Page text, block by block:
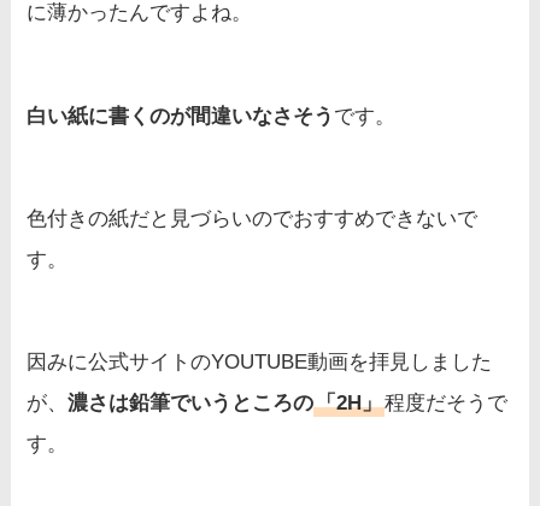
に薄かったんですよね。
白い紙に書くのが間違いなさそう です。
色付きの紙だと見づらいのでおすすめできないで
す。
因みに公式サイトのYOUTUBE動画を拝見しました
が、濃さは鉛筆でいうところの「2H」程度だそうで
す。